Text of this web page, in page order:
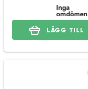
LÄGG TILL